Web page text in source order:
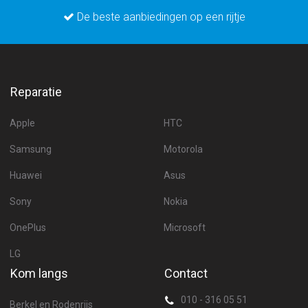
De beste aanbiedingen op een rijtje
Reparatie
Apple
Samsung
Huawei
Sony
OnePlus
LG
HTC
Motorola
Asus
Nokia
Microsoft
Kom langs
Berkel en Rodenrijs
Contact
010 - 316 05 51